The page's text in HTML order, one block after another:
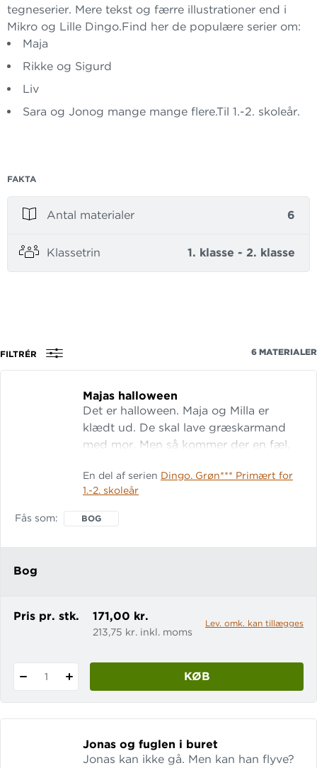
tegneserier. Mere tekst og færre illustrationer end i
Mikro og Lille Dingo.Find her de populære serier om:
Maja
Rikke og Sigurd
Liv
Sara og Jonog mange mange flere.Til 1.-2. skoleår.
FAKTA
Antal materialer 6
Klassetrin 1. klasse - 2. klasse
FILTRÉR 6 MATERIALER
Majas halloween
Det er halloween. Maja og Milla er
klædt ud. De skal lave græskarmand
med mor. Men så kommer der en fæl,
gården. Men så går Milla ind til en fest.
De danser og spiller høj musik. Og nu
er døren låst. Hvad skal Maja gøre? Lix:
En del af serien Dingo. Grøn*** Primært for
1.-2. skoleår
Fås som BOG
Bog
Pris pr. stk. 171,00 kr.
213,75 kr. inkl. moms
Lev. omk. kan tillægges
1 KØB
Jonas og fuglen i buret
Jonas kan ikke gå. Men kan han flyve?